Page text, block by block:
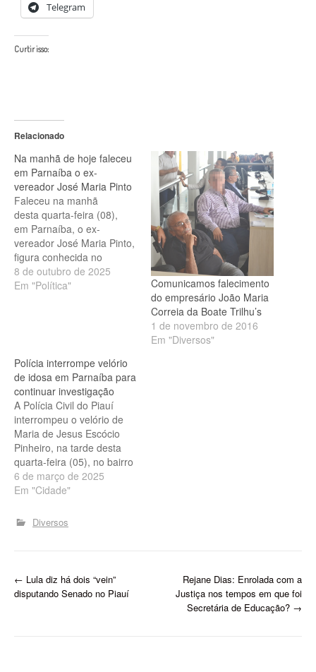
Telegram
Curtir isso:
Relacionado
Na manhã de hoje faleceu
em Parnaíba o ex-
vereador José Maria Pinto
Faleceu na manhã
desta quarta-feira (08),
em Parnaíba, o ex-
vereador José Maria Pinto,
figura conhecida no
cenário político local. José
Maria exerceu um
liderado pelo então
prefeito João Silva Filho e
pelo ex-governador Alberto
Silva, (ambos in memorian)
de quem era aliado
político. O velório está…
8 de outubro de 2025
Em "Política"
Comunicamos falecimento
do empresário João Maria
Correia da Boate Trilhu’s
1 de novembro de 2016
Em "Diversos"
Polícia interrompe velório
de idosa em Parnaíba para
continuar investigação
A Polícia Civil do Piauí
interrompeu o velório de
Maria de Jesus Escócio
Pinheiro, na tarde desta
quarta-feira (05), no bairro
São José, em Parnaíba,
para investigar as
morte. A suspeita é de que
a idosa não tenha falecido
6 de março de 2025
Em "Cidade"
Diversos
P
← Lula diz há dois “vein”
disputando Senado no Piauí
Rejane Dias: Enrolada com a
Justiça nos tempos em que foi
Secretária de Educação? →